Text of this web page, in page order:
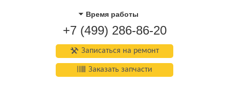
Время работы
+7 (499) 286-86-20
Записаться на ремонт
Заказать запчасти